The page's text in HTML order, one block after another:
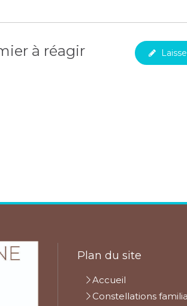
à réagir
Plan du site
Accueil
Constellations